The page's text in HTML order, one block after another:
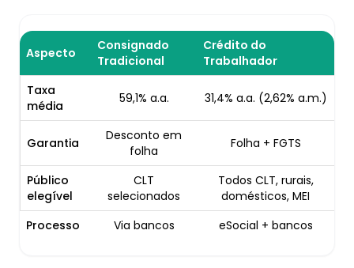
Aspecto
Consignado
Tradicional
Crédito do
Trabalhador
Taxa
média
59,1% a.a. 31,4% a.a. (2,62% a.m.)
Garantia
Desconto em
folha
Folha + FGTS
Público
elegível
CLT
selecionados
Todos CLT, rurais,
domésticos, MEI
Processo
Via bancos eSocial + bancos